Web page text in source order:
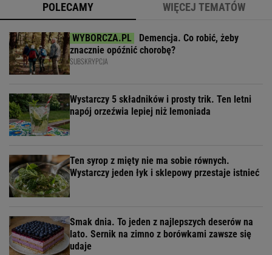
POLECAMY WIĘCEJ TEMATÓW
Demencja. Co robić, żeby
znacznie opóźnić chorobę?
SUBSKRYPCJA
Wystarczy 5 składników i prosty trik. Ten letni
napój orzeźwia lepiej niż lemoniada
Ten syrop z mięty nie ma sobie równych.
Wystarczy jeden łyk i sklepowy przestaje istnieć
Smak dnia. To jeden z najlepszych deserów na
lato. Sernik na zimno z borówkami zawsze się
udaje